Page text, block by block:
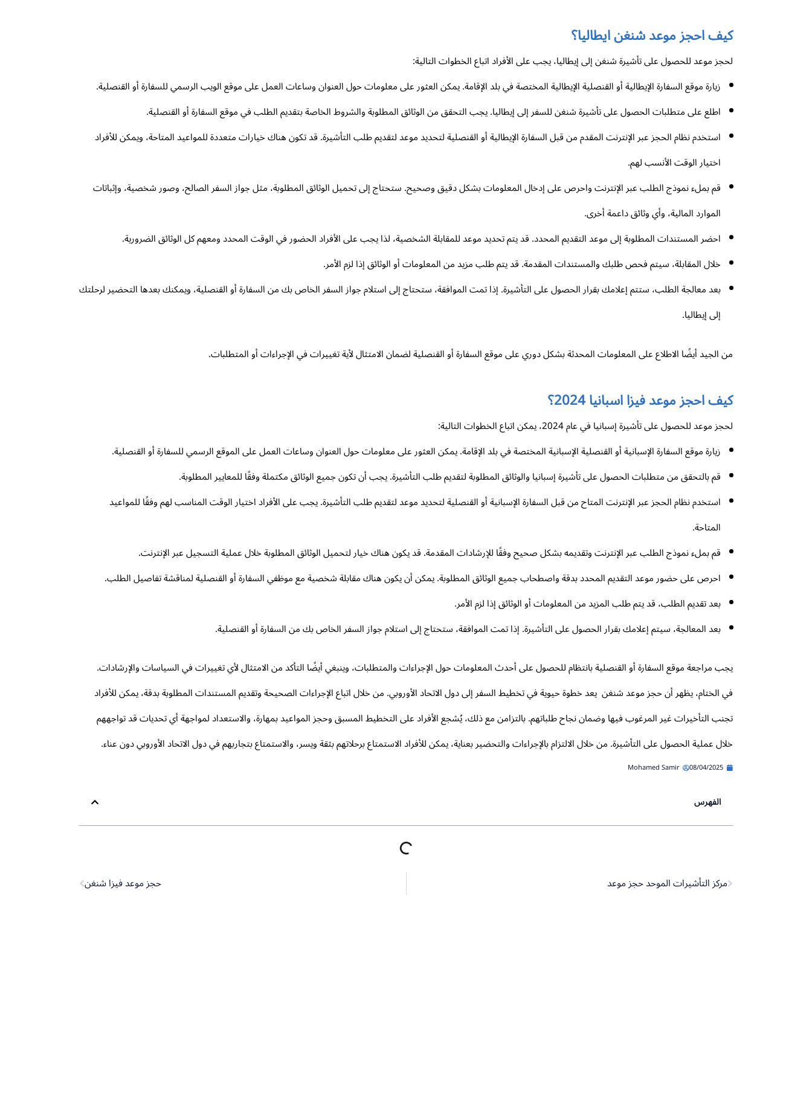
كيف احجز موعد شنغن ايطاليا؟
لحجز موعد للحصول على تأشيرة شنغن إلى إيطاليا، يجب على الأفراد اتباع الخطوات التالية:
زيارة موقع السفارة الإيطالية أو القنصلية الإيطالية المختصة في بلد الإقامة. يمكن العثور على معلومات حول العنوان وساعات العمل على موقع الويب الرسمي للسفارة أو القنصلية.
اطلع على متطلبات الحصول على تأشيرة شنغن للسفر إلى إيطاليا. يجب التحقق من الوثائق المطلوبة والشروط الخاصة بتقديم الطلب في موقع السفارة أو القنصلية.
استخدم نظام الحجز عبر الإنترنت المقدم من قبل السفارة الإيطالية أو القنصلية لتحديد موعد لتقديم طلب التأشيرة. قد تكون هناك خيارات متعددة للمواعيد المتاحة، ويمكن للأفراد
اختيار الوقت الأنسب لهم.
قم بملء نموذج الطلب عبر الإنترنت واحرص على إدخال المعلومات بشكل دقيق وصحيح. ستحتاج إلى تحميل الوثائق المطلوبة، مثل جواز السفر الصالح، وصور شخصية، وإثباتات
الموارد المالية، وأي وثائق داعمة أخرى.
احضر المستندات المطلوبة إلى موعد التقديم المحدد. قد يتم تحديد موعد للمقابلة الشخصية، لذا يجب على الأفراد الحضور في الوقت المحدد ومعهم كل الوثائق الضرورية.
خلال المقابلة، سيتم فحص طلبك والمستندات المقدمة. قد يتم طلب مزيد من المعلومات أو الوثائق إذا لزم الأمر.
بعد معالجة الطلب، ستتم إعلامك بقرار الحصول على التأشيرة. إذا تمت الموافقة، ستحتاج إلى استلام جواز السفر الخاص بك من السفارة أو القنصلية، ويمكنك بعدها التحضير لرحلتك
إلى إيطاليا.
من الجيد أيضًا الاطلاع على المعلومات المحدثة بشكل دوري على موقع السفارة أو القنصلية لضمان الامتثال لأية تغييرات في الإجراءات أو المتطلبات.
كيف احجز موعد فيزا اسبانيا 2024؟
لحجز موعد للحصول على تأشيرة إسبانيا في عام 2024، يمكن اتباع الخطوات التالية:
زيارة موقع السفارة الإسبانية أو القنصلية الإسبانية المختصة في بلد الإقامة. يمكن العثور على معلومات حول العنوان وساعات العمل على الموقع الرسمي للسفارة أو القنصلية.
قم بالتحقق من متطلبات الحصول على تأشيرة إسبانيا والوثائق المطلوبة لتقديم طلب التأشيرة. يجب أن تكون جميع الوثائق مكتملة وفقًا للمعايير المطلوبة.
استخدم نظام الحجز عبر الإنترنت المتاح من قبل السفارة الإسبانية أو القنصلية لتحديد موعد لتقديم طلب التأشيرة. يجب على الأفراد اختيار الوقت المناسب لهم وفقًا للمواعيد
المتاحة.
قم بملء نموذج الطلب عبر الإنترنت وتقديمه بشكل صحيح وفقًا للإرشادات المقدمة. قد يكون هناك خيار لتحميل الوثائق المطلوبة خلال عملية التسجيل عبر الإنترنت.
احرص على حضور موعد التقديم المحدد بدقة واصطحاب جميع الوثائق المطلوبة. يمكن أن يكون هناك مقابلة شخصية مع موظفي السفارة أو القنصلية لمناقشة تفاصيل الطلب.
بعد تقديم الطلب، قد يتم طلب المزيد من المعلومات أو الوثائق إذا لزم الأمر.
بعد المعالجة، سيتم إعلامك بقرار الحصول على التأشيرة. إذا تمت الموافقة، ستحتاج إلى استلام جواز السفر الخاص بك من السفارة أو القنصلية.
يجب مراجعة موقع السفارة أو القنصلية بانتظام للحصول على أحدث المعلومات حول الإجراءات والمتطلبات، وينبغي أيضًا التأكد من الامتثال لأي تغييرات في السياسات والإرشادات.
في الختام، يظهر أنحجز موعد شنغن يعد خطوة حيوية في تخطيط السفر إلى دول الاتحاد الأوروبي. من خلال اتباع الإجراءات الصحيحة وتقديم المستندات المطلوبة بدقة، يمكن للأفراد
تجنب التأخيرات غير المرغوب فيها وضمان نجاح طلباتهم. بالتزامن مع ذلك، يُشجع الأفراد على التخطيط المسبق وحجز المواعيد بمهارة، والاستعداد لمواجهة أي تحديات قد تواجههم
خلال عملية الحصول على التأشيرة. من خلال الالتزام بالإجراءات والتحضير بعناية، يمكن للأفراد الاستمتاع برحلاتهم بثقة ويسر، والاستمتاع بتجاربهم في دول الاتحاد الأوروبي دون عناء.
08/04/2025
Mohamed Samir
الفهرس
Prev
مركز التأشيرات الموحد حجز موعد حجز موعد فيزا شنغنNext